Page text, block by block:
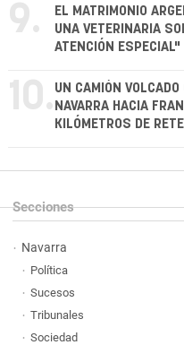
9.
EL MATRIMONIO
UNA VETERINARIA
ATENCIÓN ESPECIAL"
10. UN CAMIÓN
NAVARRA HACIA
KILÓMETROS DE
Secciones
Navarra
Política
Sucesos
Tribunales
Sociedad